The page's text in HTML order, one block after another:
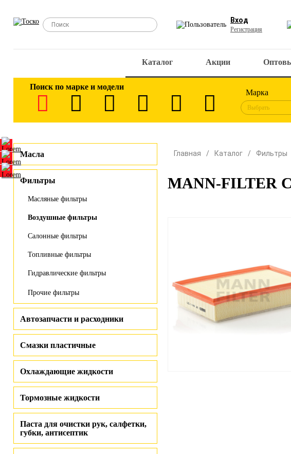
Вход
Регистрация
Каталог Акции
Поиск по марке и модели
Марка
Выбрать
Масла
Фильтры
Масляные фильтры
Воздушные фильтры
Салонные фильтры
Топливные фильтры
Гидравлические фильтры
Прочие фильтры
Автозапчасти и расходники
Смазки пластичные
Охлаждающие жидкости
Тормозные жидкости
Паста для очистки рук, салфетки,
губки, антисептик
Главная Каталог Фильтры
MANN-FILTER